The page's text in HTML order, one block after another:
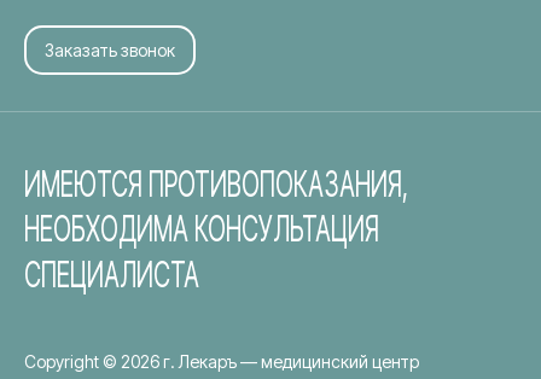
Заказать звонок
ИМЕЮТСЯ ПРОТИВОПОКАЗАНИЯ,
НЕОБХОДИМА КОНСУЛЬТАЦИЯ
СПЕЦИАЛИСТА
Copyright © 2026 г. Лекаръ— медицинский центр